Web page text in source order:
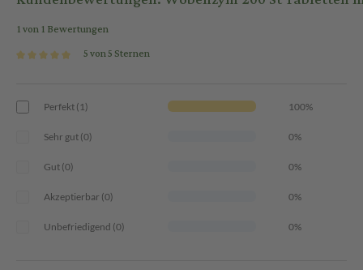
1 von 1 Bewertungen
5 von 5 Sternen
Perfekt (1) 100%
Sehr gut (0) 0%
Gut (0) 0%
Akzeptierbar (0) 0%
Unbefriedigend (0) 0%